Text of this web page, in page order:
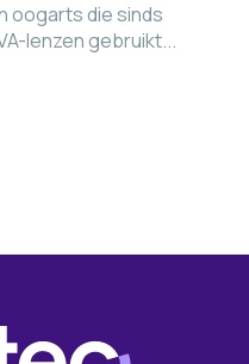
oogarts die sinds
lenzen gebruikt...